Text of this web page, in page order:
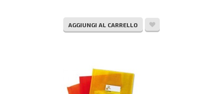
AGGIUNGI AL CARRELLO